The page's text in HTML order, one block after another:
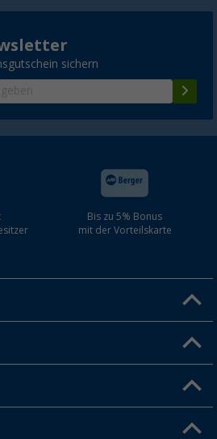
sichern
Bis zu 5% Bonus
mit der Vorteilskarte